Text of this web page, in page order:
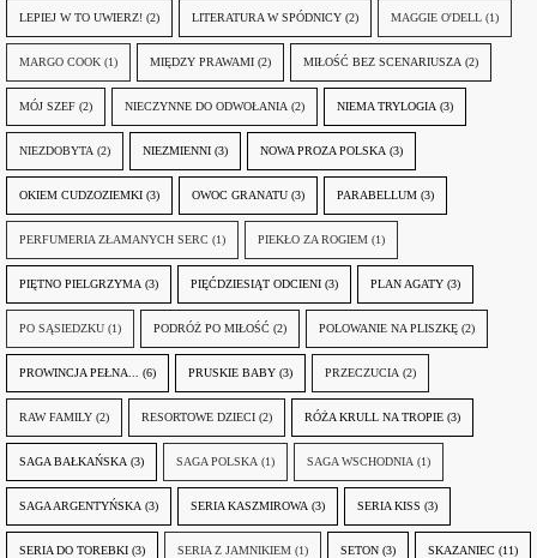
LEPIEJ W TO UWIERZ! (2) LITERATURA W SPÓDNICY (2) MAGGIE O'DELL (1)
MARGO COOK (1) MIĘDZY PRAWAMI (2) MIŁOŚĆ BEZ SCENARIUSZA (2)
MÓJ SZEF (2) NIECZYNNE DO ODWOŁANIA (2) NIEMA TRYLOGIA (3)
NIEZDOBYTA (2) NIEZMIENNI (3) NOWA PROZA POLSKA (3)
OKIEM CUDZOZIEMKI (3) OWOC GRANATU (3) PARABELLUM (3)
PERFUMERIA ZŁAMANYCH SERC (1) PIEKŁO ZA ROGIEM (1)
PIĘTNO PIELGRZYMA (3) PIĘĆDZIESIĄT ODCIENI (3) PLAN AGATY (3)
PO SĄSIEDZKU (1) PODRÓŻ PO MIŁOŚĆ (2) POLOWANIE NA PLISZKĘ (2)
PROWINCJA PEŁNA... (6) PRUSKIE BABY (3) PRZECZUCIA (2)
RAW FAMILY (2) RESORTOWE DZIECI (2) RÓŻA KRULL NA TROPIE (3)
SAGA BAŁKAŃSKA (3) SAGA POLSKA (1) SAGA WSCHODNIA (1)
SAGA ARGENTYŃSKA (3) SERIA KASZMIROWA (3) SERIA KISS (3)
SERIA DO TOREBKI (3) SERIA Z JAMNIKIEM (1) SETON (3) SKAZANIEC (11)